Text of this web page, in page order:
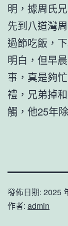
明，據周氏
先到八道灣
過節吃飯，
明白，但早
事，真是夠
禮，兄弟掉
觸，他25年
發佈日期: 2025
作者: admin